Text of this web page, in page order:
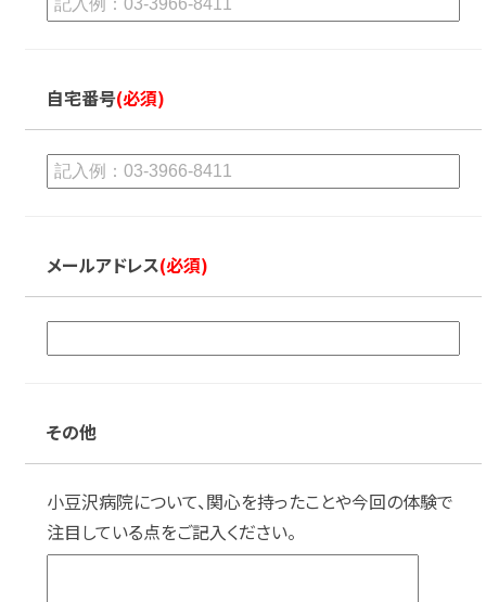
自宅番号(必須)
メールアドレス(必須)
その他
小豆沢病院について、関心を持ったことや今回の体験で
注目している点をご記入ください。